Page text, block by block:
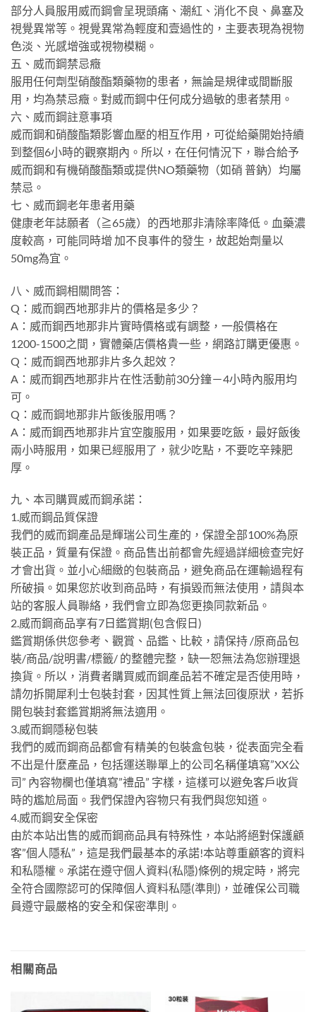
部分人員服用威而鋼會呈現頭痛、潮紅、消化不良、鼻塞及
視覺異常等。視覺異常為輕度和壹過性的，主要表現為視物
色淡、光感增強或視物模糊。
五、威而鋼禁忌癥
服用任何劑型硝酸酯類藥物的患者，無論是規律或間斷服
用，均為禁忌癥。對威而鋼中任何成分過敏的患者禁用。
六、威而鋼註意事項
威而鋼和硝酸酯類影響血壓的相互作用，可從給藥開始持續
到整個6小時的觀察期內。所以，在任何情況下，聯合給予
威而鋼和有機硝酸酯類或提供NO類藥物（如硝 普鈉）均屬
禁忌。
七、威而鋼老年患者用藥
健康老年誌願者（≧65歲）的西地那非清除率降低。血藥濃
度較高，可能同時增 加不良事件的發生，故起始劑量以
50mg為宜。
八、威而鋼相關問答：
Q：威而鋼西地那非片的價格是多少？
A：威而鋼西地那非片實時價格或有調整，一般價格在
1200-1500之間，實體藥店價格貴一些，網路訂購更優惠。
Q：威而鋼西地那非片多久起效？
A：威而鋼西地那非片在性活動前30分鐘－4小時內服用均
可。
Q：威而鋼地那非片飯後服用嗎？
A：威而鋼西地那非片宜空腹服用，如果要吃飯，最好飯後
兩小時服用，如果已經服用了，就少吃點，不要吃辛辣肥
厚。
九、本司購買威而鋼承諾：
1.威而鋼品質保證
我們的威而鋼產品是輝瑞公司生產的，保證全部100%為原
裝正品，質量有保證。商品售出前都會先經過詳細檢查完好
才會出貨。並小心細緻的包裝商品，避免商品在運輸過程有
所破損。如果您於收到商品時，有損毀而無法使用，請與本
站的客服人員聯絡，我們會立即為您更換同款新品。
2.威而鋼商品享有7日鑑賞期(包含假日)
鑑賞期係供您參考、觀賞、品鑑、比較，請保持 /原商品包
裝/商品/說明書/標籤/ 的整體完整，缺一恕無法為您辦理退
換貨。所以，消費者購買威而鋼產品若不確定是否使用時，
請勿拆開犀利士包裝封套，因其性質上無法回復原狀，若拆
開包裝封套鑑賞期將無法適用。
3.威而鋼隱秘包裝
我們的威而鋼商品都會有精美的包裝盒包裝，從表面完全看
不出是什麼產品，包括運送聯單上的公司名稱僅填寫”XX公
司” 內容物欄也僅填寫”禮品” 字樣，這樣可以避免客戶收貨
時的尷尬局面。我們保證內容物只有我們與您知道。
4.威而鋼安全保密
由於本站出售的威而鋼商品具有特殊性，本站將絕對保護顧
客”個人隱私”，這是我們最基本的承諾!本站尊重顧客的資料
和私隱權。承諾在遵守個人資料(私隱)條例的規定時，將完
全符合國際認可的保障個人資料私隱(準則)，並確保公司職
員遵守最嚴格的安全和保密準則。
相關商品